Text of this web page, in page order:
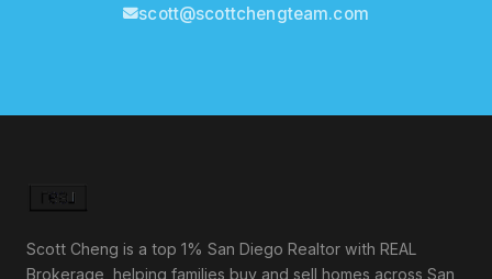
scott@scottchengteam.com
Scott Cheng is a top 1% San Diego Realtor with REAL
Brokerage, helping families buy and sell homes across San